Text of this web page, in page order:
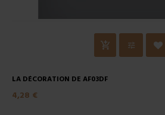
LA DÉCORATION DE AF03DF
4,28 €